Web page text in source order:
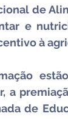
de
e
à
a
de